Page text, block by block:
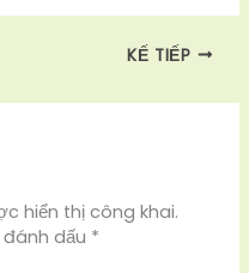
KẾ TIẾP
hiển thị công khai.
dấu *